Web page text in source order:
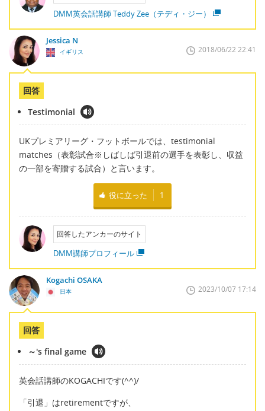
DMM英会話講師 Teddy Zee（テディ・ジー）
Jessica N
イギリス 2018/06/22 22:41
回答
Testimonial
UKプレミアリーグ・フットボールでは、testimonial
matches（表彰試合※しばしば引退前の選手を表彰し、収益
の一部を寄贈する試合）と言います。
役に立った 1
回答したアンカーのサイト
DMM講師プロフィール
Kogachi OSAKA
日本 2023/10/07 17:14
回答
～'s final game
英会話講師のKOGACHIです(^^)/
「引退」はretirementですが、